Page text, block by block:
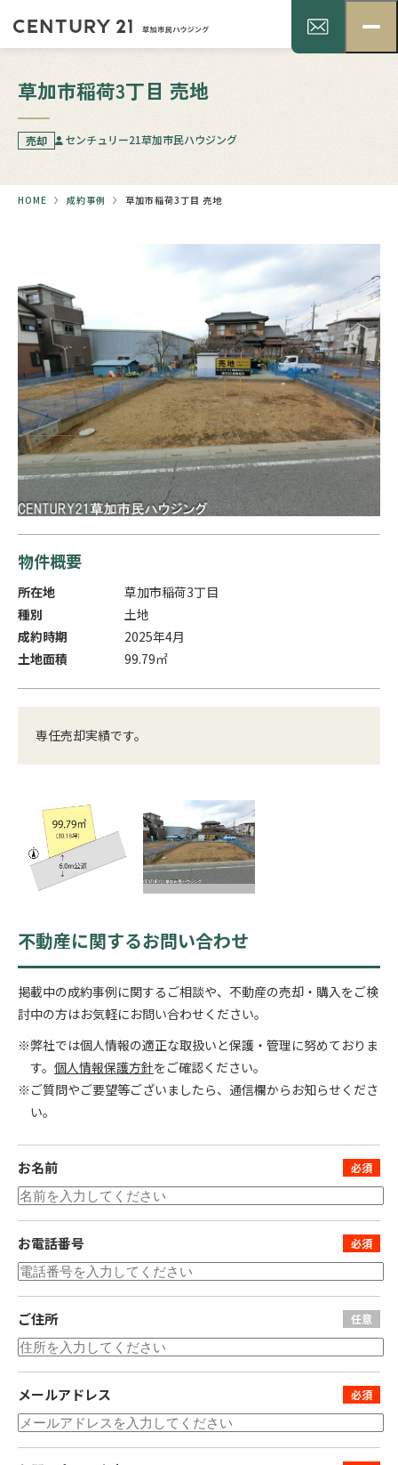
草加市稲荷3丁目 売地
売却 センチュリー21草加市民ハウジング
HOME 成約事例 草加市稲荷3丁目 売地
物件概要
所在地
草加市稲荷3丁目
種別
土地
成約時期
2025年4月
土地面積
99.79㎡
専任売却実績です。
不動産に関するお問い合わせ
掲載中の成約事例に関するご相談や、不動産の売却・購入をご検
討中の方はお気軽にお問い合わせください。
※弊社では個人情報の適正な取扱いと保護・管理に努めておりま
す。 個人情報保護方針をご確認ください。
※ご質問やご要望等ございましたら、通信欄からお知らせくださ
い。
お名前
お電話番号
ご住所
メールアドレス